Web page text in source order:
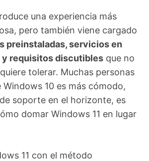
una experiencia más
pero también viene cargado
preinstaladas, servicios en
y requisitos discutibles que no
tolerar. Muchas personas
Windows 10 es más cómodo,
soporte en el horizonte, es
domar Windows 11 en lugar
11 con el método